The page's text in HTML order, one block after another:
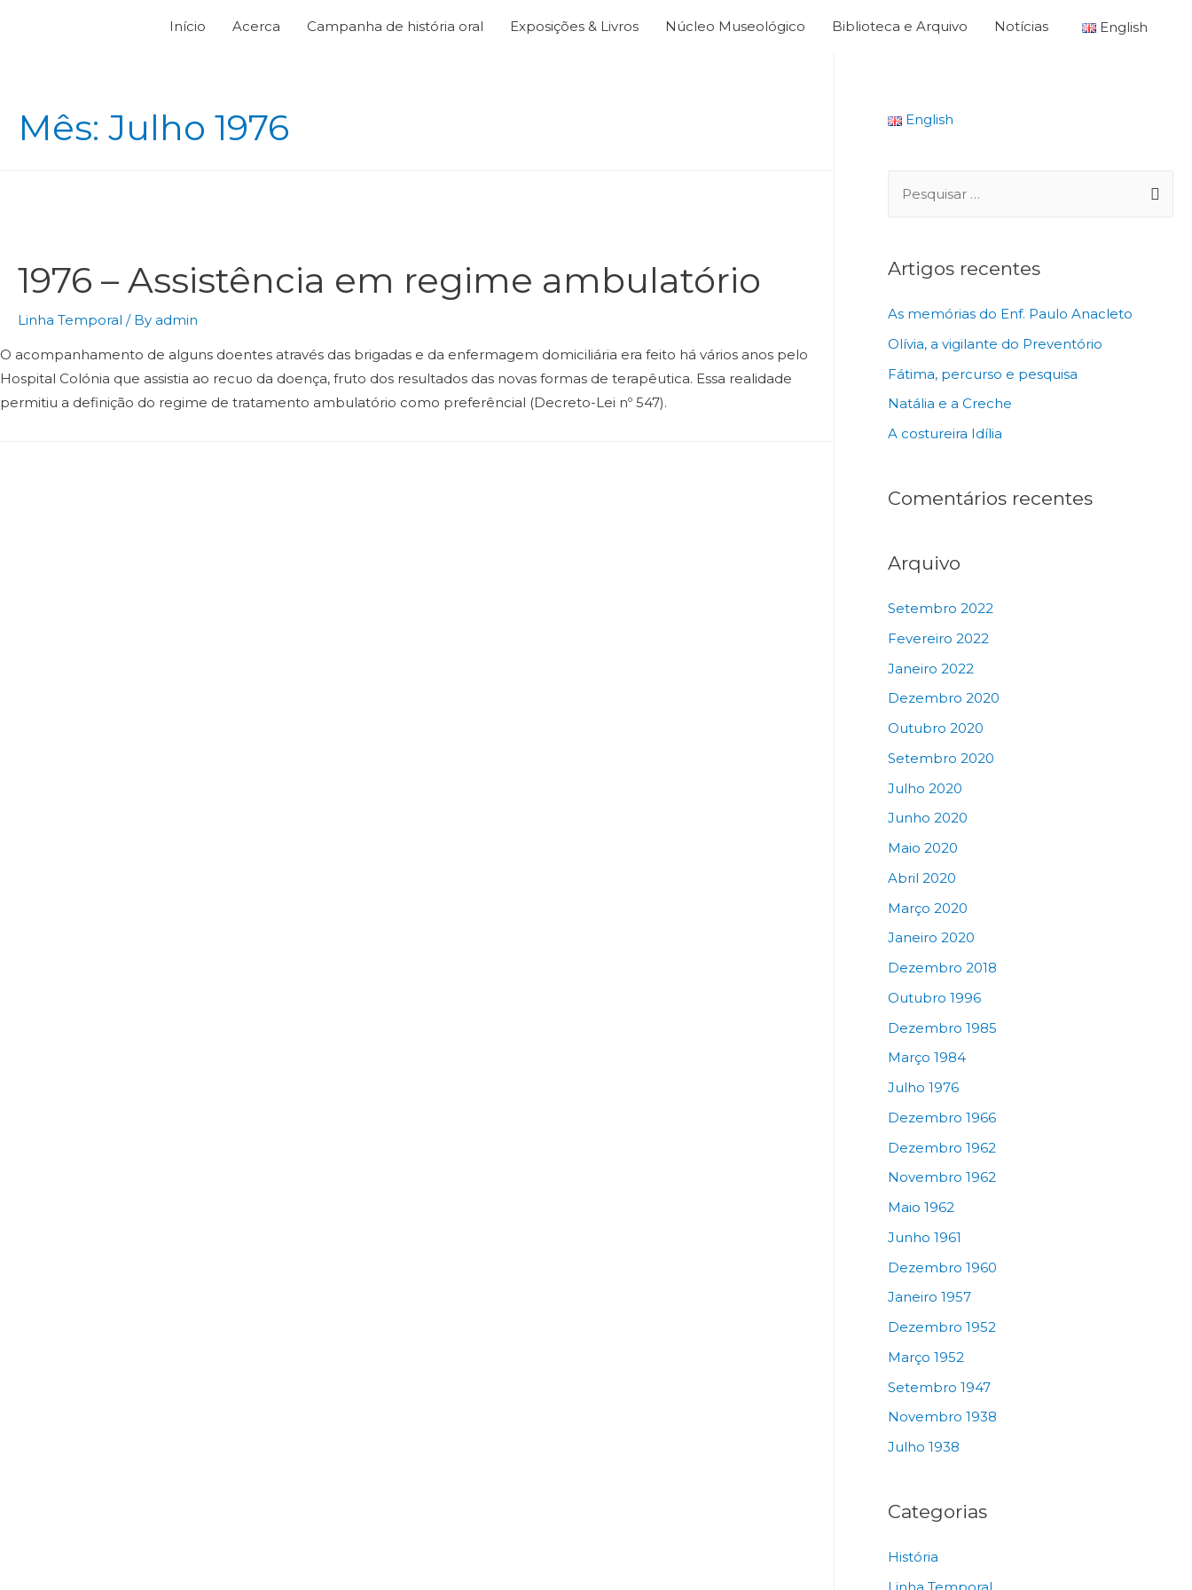
Início Acerca Campanha de história oral Exposições & Livros Núcleo Museológico Biblioteca e Arquivo Notícias English
Mês: Julho 1976
1976 – Assistência em regime ambulatório
Linha Temporal / By admin
O acompanhamento de alguns doentes através das brigadas e da enfermagem domiciliária era feito há vários anos pelo
Hospital Colónia que assistia ao recuo da doença, fruto dos resultados das novas formas de terapêutica. Essa realidade
permitiu a definição do regime de tratamento ambulatório como preferêncial (Decreto-Lei nº 547).
English
Artigos recentes
As memórias do Enf. Paulo Anacleto
Olívia, a vigilante do Preventório
Fátima, percurso e pesquisa
Natália e a Creche
A costureira Idília
Comentários recentes
Arquivo
Setembro 2022
Fevereiro 2022
Janeiro 2022
Dezembro 2020
Outubro 2020
Setembro 2020
Julho 2020
Junho 2020
Maio 2020
Abril 2020
Março 2020
Janeiro 2020
Dezembro 2018
Outubro 1996
Dezembro 1985
Março 1984
Julho 1976
Dezembro 1966
Dezembro 1962
Novembro 1962
Maio 1962
Junho 1961
Dezembro 1960
Janeiro 1957
Dezembro 1952
Março 1952
Setembro 1947
Novembro 1938
Julho 1938
Categorias
História